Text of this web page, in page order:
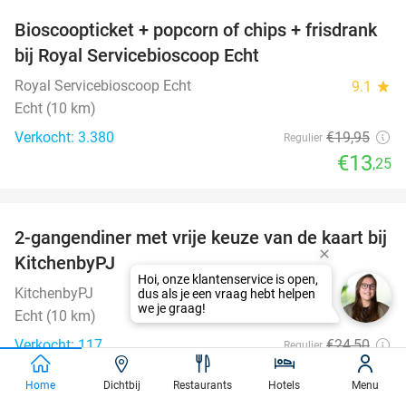
34%
Bioscoopticket + popcorn of chips + frisdrank
bij Royal Servicebioscoop Echt
Royal Servicebioscoop Echt 9.1 star
Echt (10 km)
Verkocht: 3.380
Regulier €19,95
€13,25
23%
2-gangendiner met vrije keuze van de kaart bij
KitchenbyPJ
KitchenbyPJ 9.0star
Echt (10 km)
Verkocht: 117
Regulier €24,50
€18
Home Dichtbij Restaurants Hotels Menu